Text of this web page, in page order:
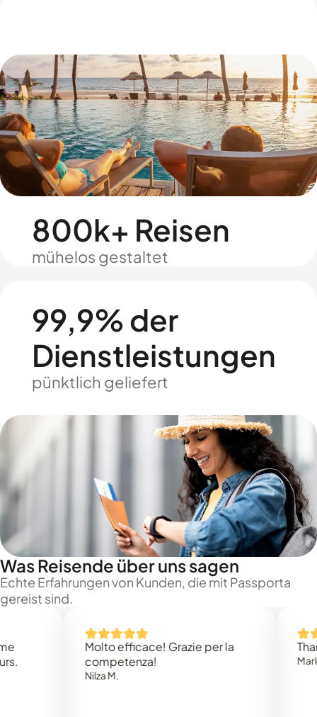
800k+ Reisen
mühelos gestaltet
99,9% der
Dienstleistungen
pünktlich geliefert
Was Reisende über uns sagen
Echte Erfahrungen von Kunden, die mit Passporta
gereist sind.
Molto efficace! Grazie per la
competenza!
Nilza M.
Thank
Mark N.